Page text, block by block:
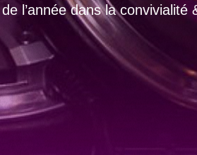
de l’année dans la